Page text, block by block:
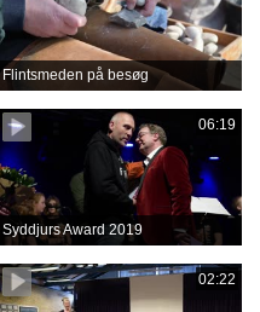
Flintsmeden på besøg
06:19
Syddjurs Award 2019
02:22